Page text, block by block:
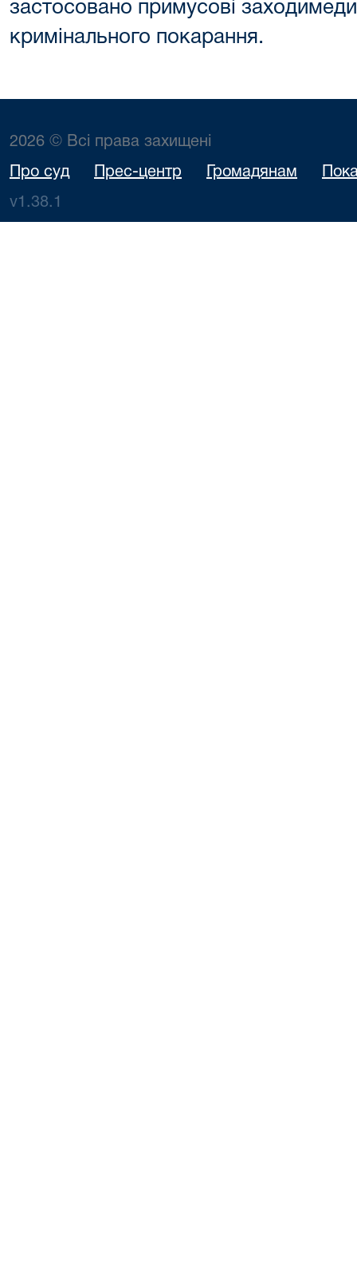
застосовано примусові
кримінального покарання.
2026 © Всі права захищені
Про суд Прес-центр Громадянам
v1.38.1